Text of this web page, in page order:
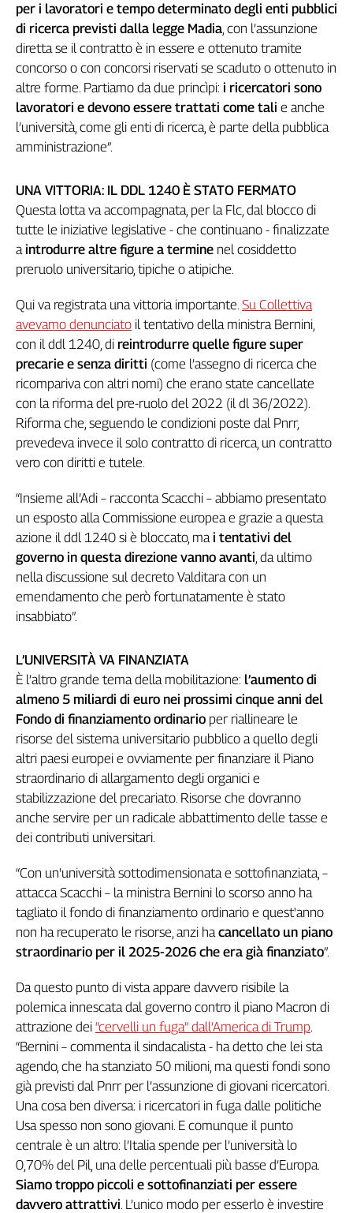
Cerca
Contatti
La
redazione
Social
per i lavoratori e tempo determinato degli enti pubblici
di ricerca previsti dalla legge Madia , con l’assunzione
diretta se il contratto è in essere e ottenuto tramite
concorso o con concorsi riservati se scaduto o ottenuto in
altre forme. Partiamo da due princìpi: i ricercatori sono
lavoratori e devono essere trattati come tali e anche
l’università, come gli enti di ricerca, è parte della pubblica
amministrazione”.
UNA VITTORIA: IL DDL 1240 È STATO FERMATO
Questa lotta va accompagnata, per la Flc, dal blocco di
tutte le iniziative legislative - che continuano - finalizzate
a introdurre altre figure a termine nel cosiddetto
preruolo universitario, tipiche o atipiche.
Qui va registrata una vittoria importante. Su Collettiva
avevamo denunciato il tentativo della ministra Bernini,
con il ddl 1240, di reintrodurre quelle figure super
precarie e senza diritti (come l’assegno di ricerca che
ricompariva con altri nomi) che erano state cancellate
con la riforma del pre-ruolo del 2022 (il dl 36/2022).
Riforma che, seguendo le condizioni poste dal Pnrr,
prevedeva invece il solo contratto di ricerca, un contratto
vero con diritti e tutele.
“Insieme all’Adi – racconta Scacchi – abbiamo presentato
un esposto alla Commissione europea e grazie a questa
azione il ddl 1240 si è bloccato, ma i tentativi del
governo in questa direzione vanno avanti , da ultimo
nella discussione sul decreto Valditara con un
emendamento che però fortunatamente è stato
insabbiato”.
L’UNIVERSITÀ VA FINANZIATA
È l’altro grande tema della mobilitazione: l’aumento di
almeno 5 miliardi di euro nei prossimi cinque anni del
Fondo di finanziamento ordinario per riallineare le
risorse del sistema universitario pubblico a quello degli
altri paesi europei e ovviamente per finanziare il Piano
straordinario di allargamento degli organici e
stabilizzazione del precariato. Risorse che dovranno
anche servire per un radicale abbattimento delle tasse e
dei contributi universitari.
“Con un'università sottodimensionata e sottofinanziata, –
attacca Scacchi – la ministra Bernini lo scorso anno ha
tagliato il fondo di finanziamento ordinario e quest'anno
non ha recuperato le risorse, anzi ha cancellato un piano
straordinario per il 2025-2026 che era già finanziato”.
Da questo punto di vista appare davvero risibile la
polemica innescata dal governo contro il piano Macron di
attrazione dei “cervelli un fuga” dall’America di Trump.
“Bernini – commenta il sindacalista - ha detto che lei sta
agendo, che ha stanziato 50 milioni, ma questi fondi sono
già previsti dal Pnrr per l’assunzione di giovani ricercatori.
Una cosa ben diversa: i ricercatori in fuga dalle politiche
Usa spesso non sono giovani. E comunque il punto
centrale è un altro: l’Italia spende per l’università lo
0,70% del Pil, una delle percentuali più basse d’Europa.
Siamo troppo piccoli e sottofinanziati per essere
davvero attrattivi. L’unico modo per esserlo è investire